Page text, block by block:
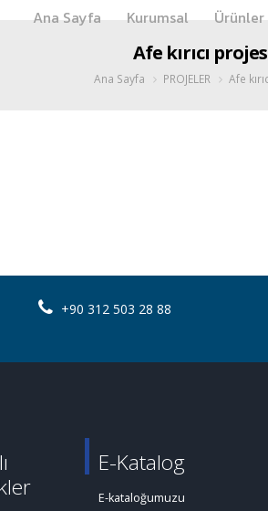
Ana Sayfa Kurumsal Ürünler
Afe kırıcı
Ana Sayfa PROJELER Afe
+90 312 503 28 88
E-Katalog
E-kataloğumuzu